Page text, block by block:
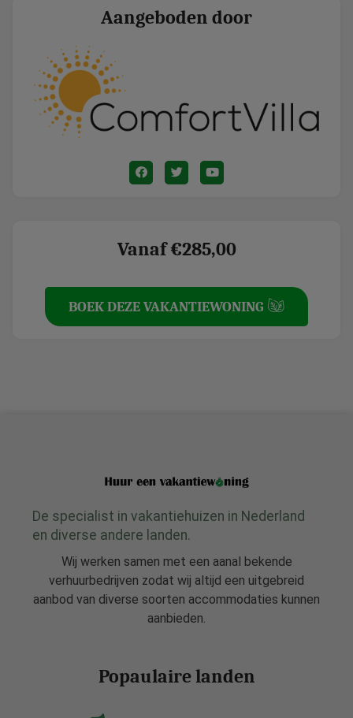
Aangeboden door
Vanaf €285,00
BOEK DEZE VAKANTIEWONING
De specialist in vakantiehuizen in Nederland
en diverse andere landen.
Wij werken samen met een aanal bekende
verhuurbedrijven zodat wij altijd een uitgebreid
aanbod van diverse soorten accommodaties kunnen
aanbieden.
Popaulaire landen